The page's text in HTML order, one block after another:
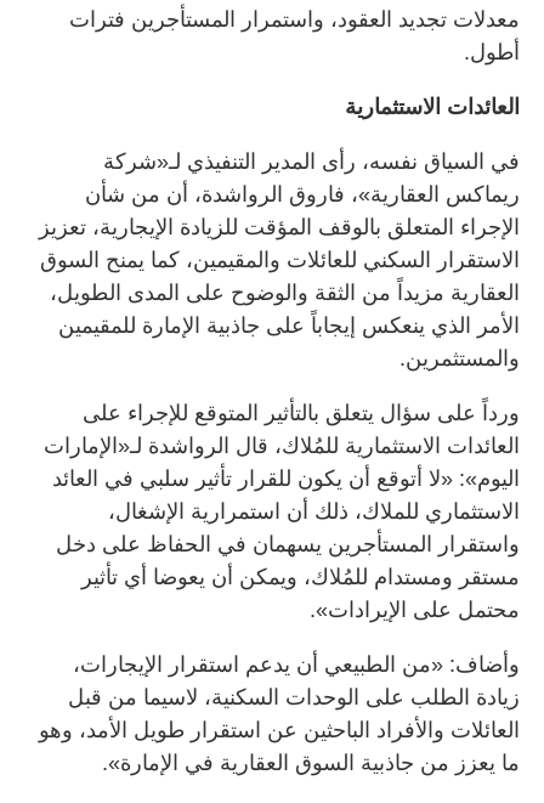
معدلات تجديد العقود، واستمرار المستأجرين فترات
أطول.
العائدات الاستثمارية
في السياق نفسه، رأى المدير التنفيذي لـ«شركة
ريماكس العقارية»، فاروق الرواشدة، أن من شأن
الإجراء المتعلق بالوقف المؤقت للزيادة الإيجارية، تعزيز
الاستقرار السكني للعائلات والمقيمين، كما يمنح السوق
العقارية مزيداً من الثقة والوضوح على المدى الطويل،
الأمر الذي ينعكس إيجاباً على جاذبية الإمارة للمقيمين
والمستثمرين.
ورداً على سؤال يتعلق بالتأثير المتوقع للإجراء على
العائدات الاستثمارية للمُلاك، قال الرواشدة لـ«الإمارات
اليوم»: «لا أتوقع أن يكون للقرار تأثير سلبي في العائد
الاستثماري للملاك، ذلك أن استمرارية الإشغال،
واستقرار المستأجرين يسهمان في الحفاظ على دخل
مستقر ومستدام للمُلاك، ويمكن أن يعوضا أي تأثير
محتمل على الإيرادات».
وأضاف: «من الطبيعي أن يدعم استقرار الإيجارات،
زيادة الطلب على الوحدات السكنية، لاسيما من قبل
العائلات والأفراد الباحثين عن استقرار طويل الأمد، وهو
ما يعزز من جاذبية السوق العقارية في الإمارة».